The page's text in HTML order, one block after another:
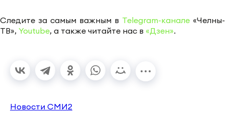
Следите за самым важным в Telegram-канале «Челны-
ТВ», Youtube, а также читайте нас в «Дзен».
Новости СМИ2